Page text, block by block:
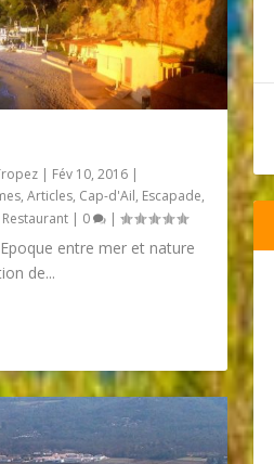
| Fév 10, 2016|
, Articles, Cap-d'Ail, Escapade,
Restaurant| 0 |
entre mer et nature
de...